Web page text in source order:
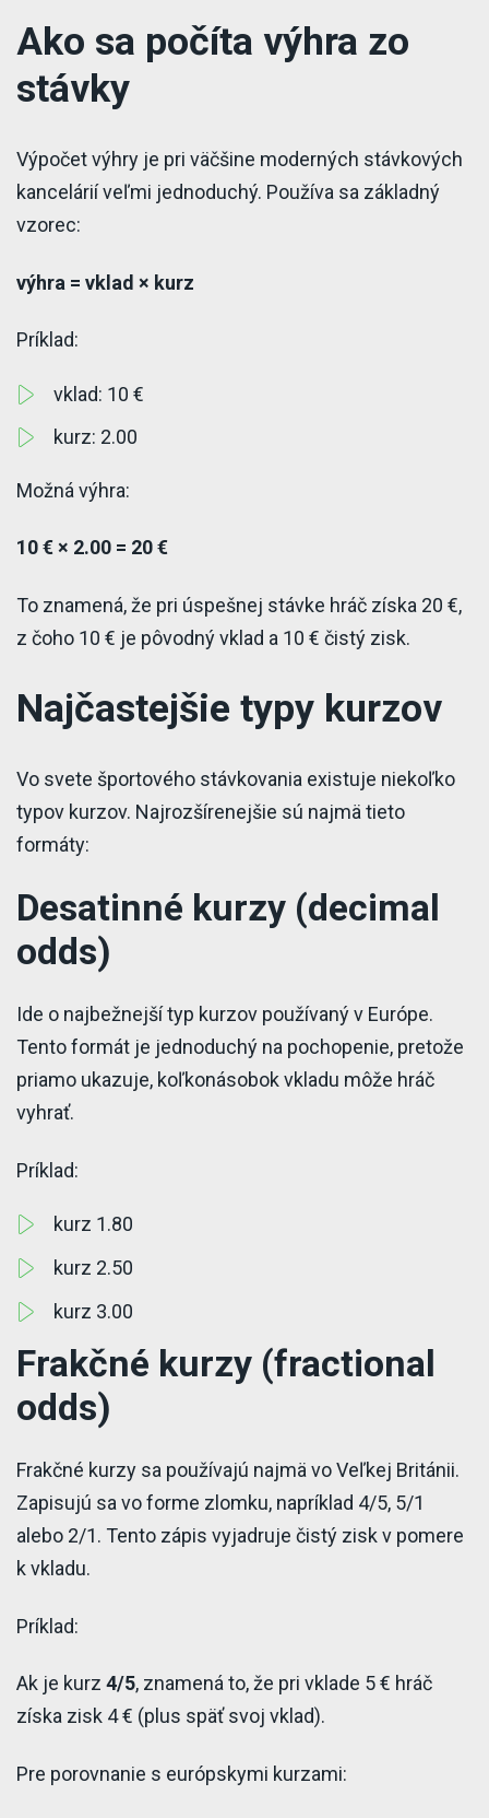
Ako sa počíta výhra zo
stávky
Výpočet výhry je pri väčšine moderných stávkových
kancelárií veľmi jednoduchý. Používa sa základný
vzorec:
výhra = vklad × kurz
Príklad:
vklad: 10 €
kurz: 2.00
Možná výhra:
10 € × 2.00 = 20 €
To znamená, že pri úspešnej stávke hráč získa 20 €,
z čoho 10 € je pôvodný vklad a 10 € čistý zisk.
Najčastejšie typy kurzov
Vo svete športového stávkovania existuje niekoľko
typov kurzov. Najrozšírenejšie sú najmä tieto
formáty:
Desatinné kurzy (decimal
odds)
Ide o najbežnejší typ kurzov používaný v Európe.
Tento formát je jednoduchý na pochopenie, pretože
priamo ukazuje, koľkonásobok vkladu môže hráč
vyhrať.
Príklad:
kurz 1.80
kurz 2.50
kurz 3.00
Frakčné kurzy (fractional
odds)
Frakčné kurzy sa používajú najmä vo Veľkej Británii.
Zapisujú sa vo forme zlomku, napríklad 4/5, 5/1
alebo 2/1. Tento zápis vyjadruje čistý zisk v pomere
k vkladu.
Príklad:
Ak je kurz 4/5, znamená to, že pri vklade 5 € hráč
získa zisk 4 € (plus späť svoj vklad).
Pre porovnanie s európskymi kurzami: